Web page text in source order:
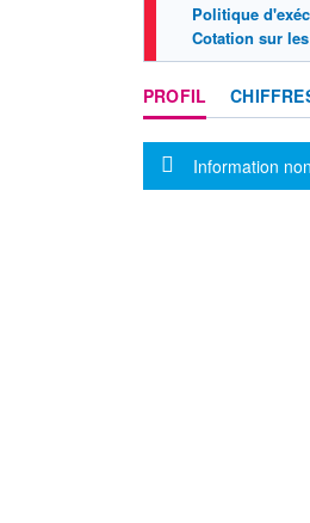
Politique
Cotation sur
PROFIL
Message
Information